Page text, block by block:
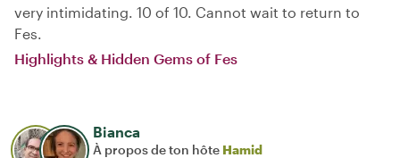
very intimidating. 10 of 10. Cannot wait to return to
Fes.
Highlights & Hidden Gems of Fes
Bianca
À propos de ton hôte Hamid